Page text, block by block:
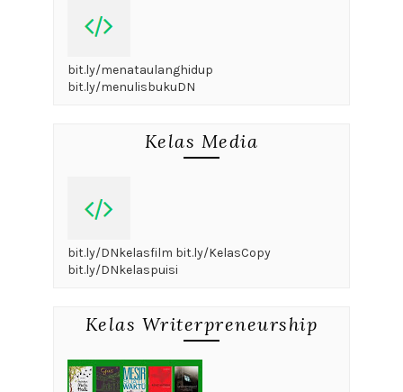
bit.ly/menataulanghidup
bit.ly/menulisbukuDN
Kelas Media
bit.ly/DNkelasfilm bit.ly/KelasCopy
bit.ly/DNkelaspuisi
Kelas Writerpreneurship